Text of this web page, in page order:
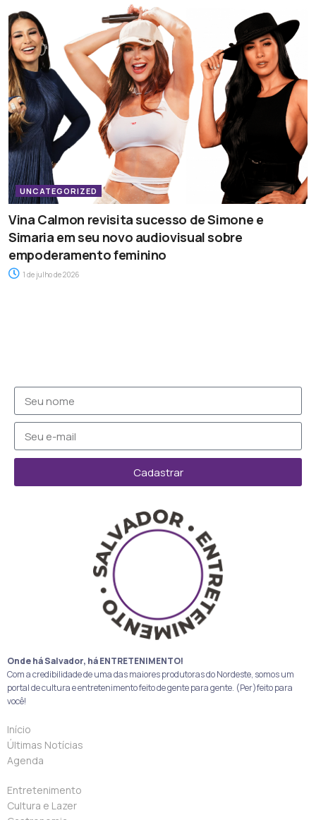
UNCATEGORIZED
Vina Calmon revisita sucesso de Simone e
Simaria em seu novo audiovisual sobre
empoderamento feminino
1 de julho de 2026
Cadastrar
Onde há Salvador, há ENTRETENIMENTO!
Com a credibilidade de uma das maiores produtoras do Nordeste, somos um
portal de cultura e entretenimento feito de gente para gente. (Per)feito para
você!
Início
Últimas Notícias
Agenda
Entretenimento
Cultura e Lazer